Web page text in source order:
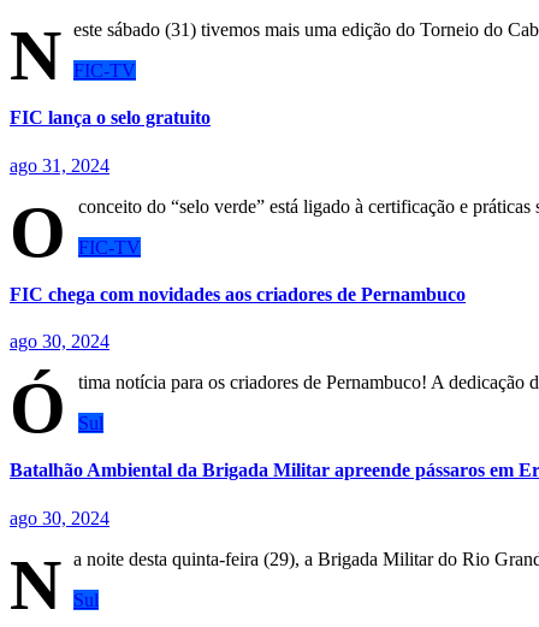
N este sábado (31) tivemos mais uma edição do Torneio do
FIC-TV
FIC lança o selo gratuito
ago 31, 2024
O
conceito do “selo verde” está ligado à certificação e
FIC-TV
FIC chega com novidades aos criadores de Pernambuco
ago 30, 2024
Ó
tima notícia para os criadores de Pernambuco! A
Sul
Batalhão Ambiental da Brigada Militar apreende pássaros em
ago 30, 2024
N a noite desta quinta-feira (29), a Brigada Militar do Rio
Sul